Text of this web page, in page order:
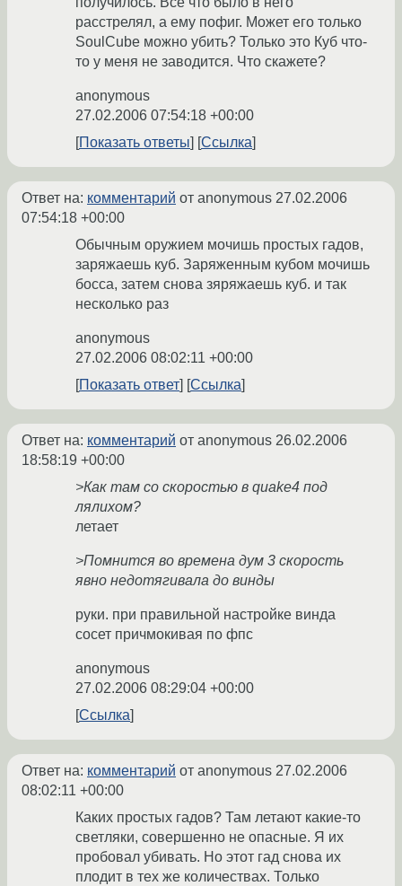
расстрелял, а ему пофиг. Может его только
SoulCube можно убить? Только это Куб что-
то у меня не заводится. Что скажете?
anonymous
27.02.2006 07:54:18 +00:00
Показать ответы
Ссылка
Ответ на: комментарий от anonymous 27.02.2006
07:54:18 +00:00
Обычным оружием мочишь простых гадов,
заряжаешь куб. Заряженным кубом мочишь
босса, затем снова зяряжаешь куб. и так
несколько раз
anonymous
27.02.2006 08:02:11 +00:00
Показать ответ
Ссылка
Ответ на: комментарий от anonymous 26.02.2006
18:58:19 +00:00
>Как там со скоростью в quake4 под
лялихом?
летает
>Помнится во времена дум 3 скорость
явно недотягивала до винды
руки. при правильной настройке винда
сосет причмокивая по фпс
anonymous
27.02.2006 08:29:04 +00:00
Ссылка
Ответ на: комментарий от anonymous 27.02.2006
08:02:11 +00:00
Каких простых гадов? Там летают какие-то
светляки, совершенно не опасные. Я их
пробовал убивать. Но этот гад снова их
плодит в тех же количествах. Только